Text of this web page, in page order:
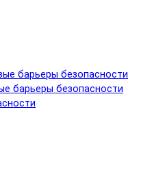
барьеры безопасности
барьеры безопасности